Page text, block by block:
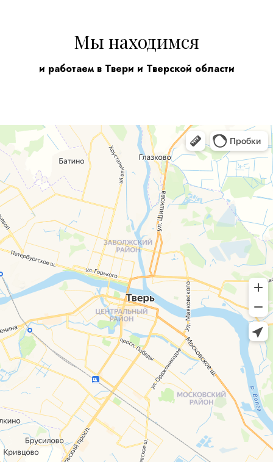
Мы находимся
и работаем в Твери и Тверской области